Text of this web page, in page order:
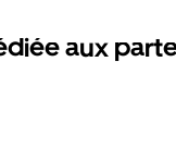
aux